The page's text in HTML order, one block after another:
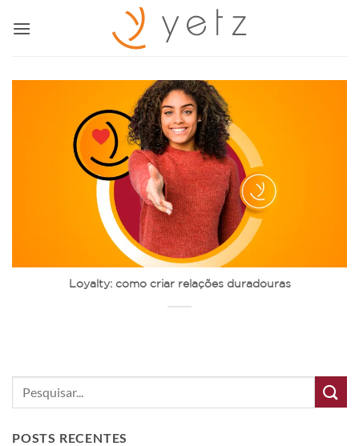
Loyalty: como criar relações duradouras
POSTS RECENTES